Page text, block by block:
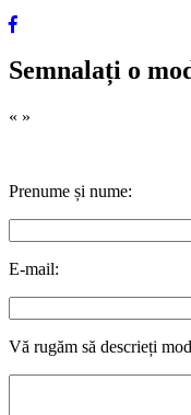
Semnalați o
« »
Prenume și nume:
E-mail:
Vă rugăm să descrieți